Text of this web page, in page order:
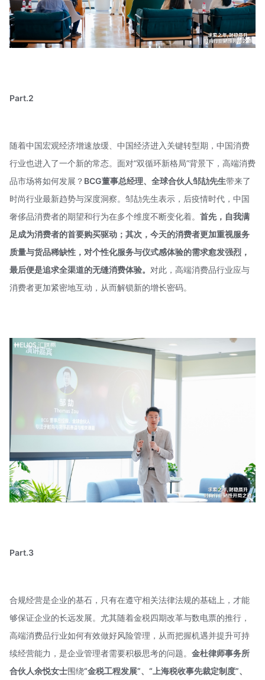
Part.2
随着中国宏观经济增速放缓、中国经济进入关键转型期，中国消费
行业也进入了一个新的常态。面对“双循环新格局”背景下，高端消费
品市场将如何发展？ BCG董事总经理、全球合伙人邹劼先生带来了
时尚行业最新趋势与深度洞察。邹劼先生表示，后疫情时代，中国
奢侈品消费者的期望和行为在多个维度不断变化着。 首先，自我满
足成为消费者的首要购买驱动；其次，今天的消费者更加重视服务
质量与货品稀缺性，对个性化服务与仪式感体验的需求愈发强烈，
最后便是追求全渠道的无缝消费体验。 对此，高端消费品行业应与
消费者更加紧密地互动，从而解锁新的增长密码。
Part.3
合规经营是企业的基石，只有在遵守相关法律法规的基础上，才能
够保证企业的长远发展。尤其随着金税四期改革与数电票的推行，
高端消费品行业如何有效做好风险管理，从而把握机遇并提升可持
续经营能力，是企业管理者需要积极思考的问题。 金杜律师事务所
合伙人余悦女士围绕“金税工程发展”、“上海税收事先裁定制度”、